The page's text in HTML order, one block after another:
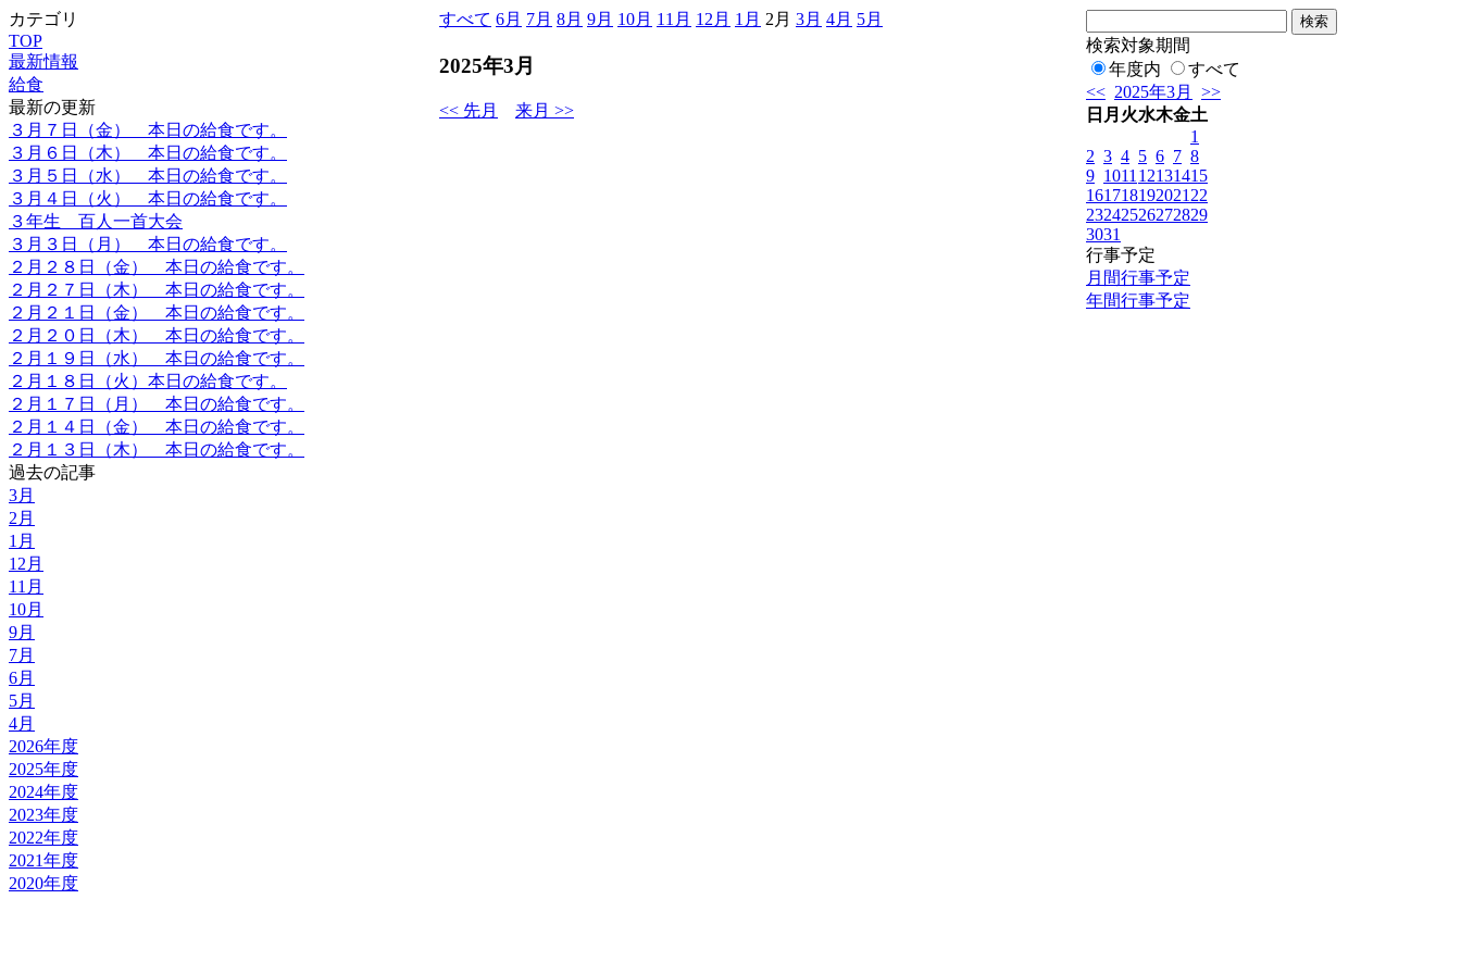
カテゴリ
TOP
最新情報
給食
最新の更新
３月７日（金） 本日の給食です。
３月６日（木） 本日の給食です。
３月５日（水） 本日の給食です。
３月４日（火） 本日の給食です。
３年生 百人一首大会
３月３日（月） 本日の給食です。
２月２８日（金） 本日の給食です。
２月２７日（木） 本日の給食です。
２月２１日（金） 本日の給食です。
２月２０日（木） 本日の給食です。
２月１９日（水） 本日の給食です。
２月１８日（火）本日の給食です。
２月１７日（月） 本日の給食です。
２月１４日（金） 本日の給食です。
２月１３日（木） 本日の給食です。
過去の記事
3月
2月
1月
12月
11月
10月
9月
7月
6月
5月
4月
2026年度
2025年度
2024年度
2023年度
2022年度
2021年度
2020年度
すべて 6月 7月 8月 9月 10月 11月 12月 1月 2月 3月 4月 5月
2025年3月
<< 先月 来月 >>
検索対象期間
年度内
すべて
<< 2025年3月
>>
日 月 火水木金土
1
2 3 4 5 6 7 8
9 1011 12131415
161718192021 22
23242526272829
3031
行事予定
月間行事予定
年間行事予定